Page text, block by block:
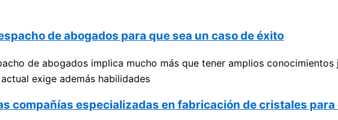
de abogados para que sea un caso de éxito
de abogados implica mucho más que tener amplios
exige además habilidades
compañías especializadas en fabricación de cristales para